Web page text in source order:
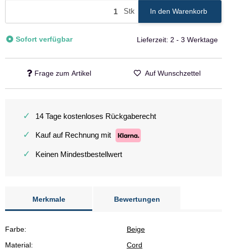
Stk In den Warenkorb
Sofort verfügbar Lieferzeit: 2 - 3 Werktage
Frage zum Artikel Auf Wunschzettel
✓ 14 Tage kostenloses Rückgaberecht
✓ Kauf auf Rechnung mit
✓ Keinen Mindestbestellwert
Merkmale Bewertungen
Farbe:
Beige
Material:
Cord